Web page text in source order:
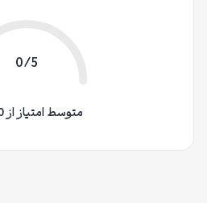
0/5
متوسط امتیاز از 0 کاربر